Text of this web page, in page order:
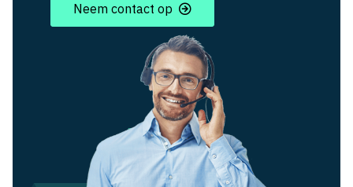
Neem contact op